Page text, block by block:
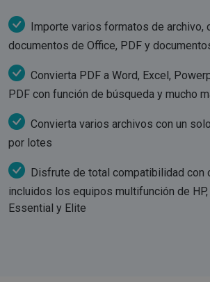
Importe varios formatos de archivo,
documentos de Office, PDF y
Convierta PDF a Word, Excel,
PDF con función de búsqueda y mucho
Convierta varios archivos con un
por lotes
Disfrute de total compatibilidad con
incluidos los equipos multifunción de
Essential y Elite